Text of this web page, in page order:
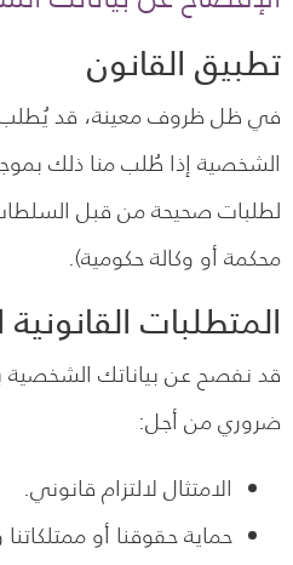
تطبيق القانون
في ظل ظروف معينة، قد يُطلب
الشخصية إذا طُلب منا ذلك
لطلبات صحيحة من قبل
محكمة أو وكالة حكومية).
المتطلبات القانونية
قد نفصح عن بياناتك الشخصية
ضروري من أجل:
الامتثال لالتزام قانوني.
حماية حقوقنا أو ممتلكاتنا